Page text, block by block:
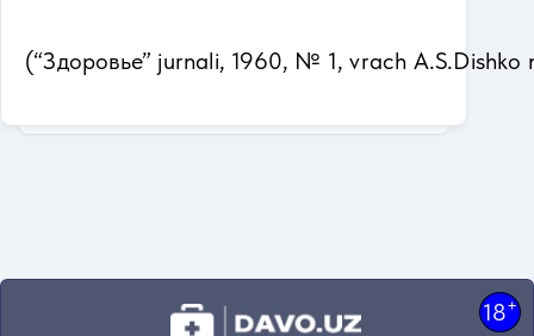
(“Здоровье” jurnali, 1960, № 1, vrach
18+